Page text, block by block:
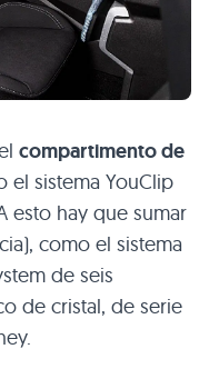
compartimento de
el sistema YouClip
esto hay que sumar
como el sistema
de seis
de cristal, de serie